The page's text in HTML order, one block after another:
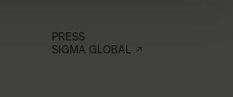
PRESS
SIGMA GLOBAL